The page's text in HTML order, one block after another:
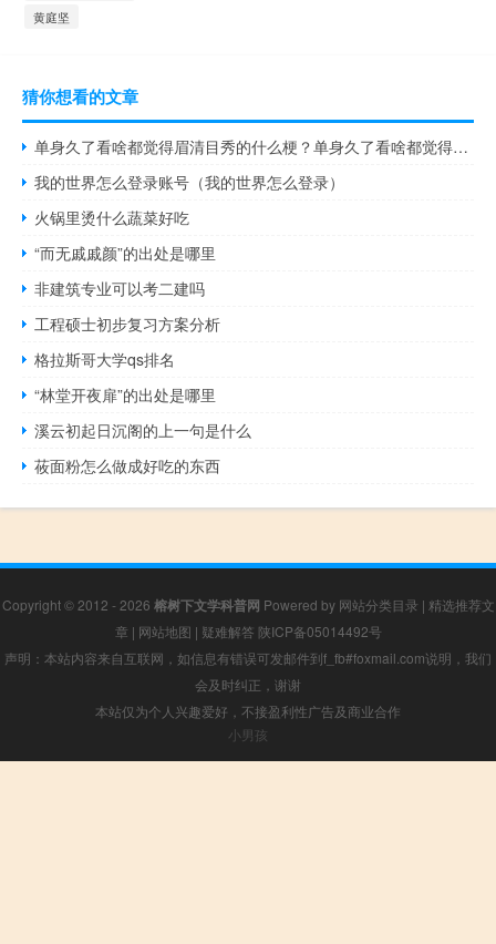
黄庭坚
猜你想看的文章
单身久了看啥都觉得眉清目秀的什么梗？单身久了看啥都觉得眉清目秀的是什么意思什么梗
我的世界怎么登录账号（我的世界怎么登录）
火锅里烫什么蔬菜好吃
“而无戚戚颜”的出处是哪里
非建筑专业可以考二建吗
工程硕士初步复习方案分析
格拉斯哥大学qs排名
“林堂开夜扉”的出处是哪里
溪云初起日沉阁的上一句是什么
莜面粉怎么做成好吃的东西
Copyright © 2012 - 2026 榕树下文学科普网 Powered by 网站分类目录 | 精选推荐文
章 | 网站地图 | 疑难解答 陕ICP备05014492号
声明：本站内容来自互联网，如信息有错误可发邮件到f_fb#foxmail.com说明，我们
会及时纠正，谢谢
本站仅为个人兴趣爱好，不接盈利性广告及商业合作
小男孩